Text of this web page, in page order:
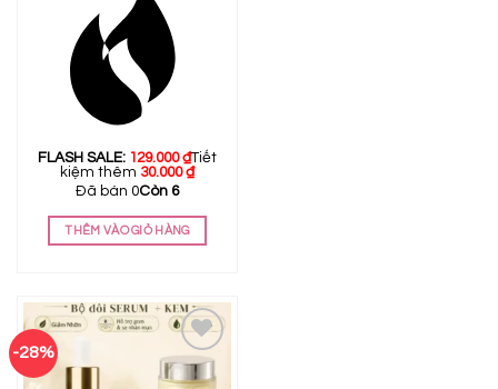
FLASH SALE: 129.000₫Tiết
kiệm thêm 30.000₫
Đã bán 0Còn 6
THÊM VÀO GIỎ HÀNG
-28%